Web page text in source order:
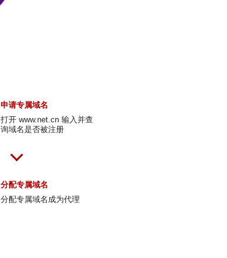
申请专属域名
打开 www.net.cn 输入并查
询域名是否被注册
分配专属域名
分配专属域名成为代理